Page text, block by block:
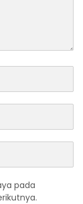
pada